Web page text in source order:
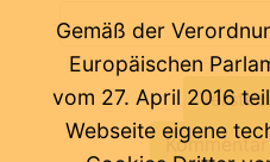
Gemäß der
Europäischen
vom 27. April 2016
Webseite eigene